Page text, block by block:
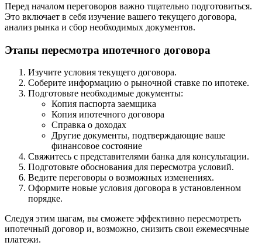
Перед началом переговоров важно тщательно подготовиться.
Это включает в себя изучение вашего текущего договора,
анализ рынка и сбор необходимых документов.
Этапы пересмотра ипотечного договора
Изучите условия текущего договора.
Соберите информацию о рыночной ставке по ипотеке.
Подготовьте необходимые документы:
Копия паспорта заемщика
Копия ипотечного договора
Справка о доходах
Другие документы, подтверждающие ваше
финансовое состояние
Свяжитесь с представителями банка для консультации.
Подготовьте обоснования для пересмотра условий.
Ведите переговоры о возможных изменениях.
Оформите новые условия договора в установленном
порядке.
Следуя этим шагам, вы сможете эффективно пересмотреть
ипотечный договор и, возможно, снизить свои ежемесячные
платежи.